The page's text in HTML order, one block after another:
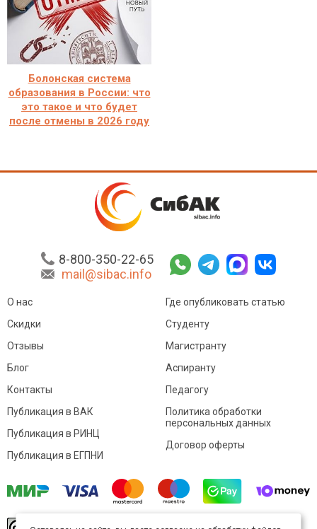
Болонская система
образования в России: что
это такое и что будет
после отмены в 2026 году
8-800-350-22-65
mail@sibac.info
О нас
Скидки
Отзывы
Блог
Контакты
Где опубликовать статью
Студенту
Магистранту
Аспиранту
Педагогу
Публикация в ВАК
Публикация в РИНЦ
Публикация в ЕГПНИ
Политика обработки
персональных данных
Договор оферты